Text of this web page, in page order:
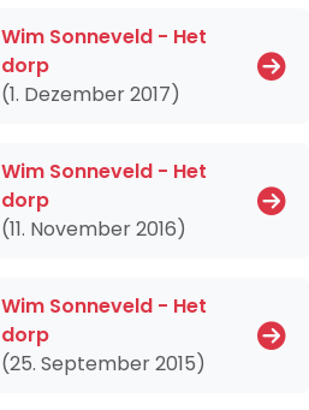
Wim Sonneveld - Het
dorp
(1. Dezember 2017)
Wim Sonneveld - Het
dorp
(11. November 2016)
Wim Sonneveld - Het
dorp
(25. September 2015)